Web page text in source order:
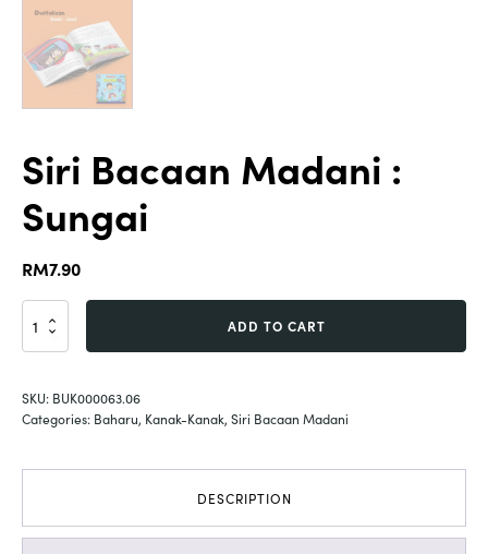
Siri Bacaan Madani :
Sungai
RM7.90
Siri
Bacaan
Sungai
quantity
ADD TO CART
SKU: BUK000063.06
Categories: Baharu, Kanak-Kanak, Siri Bacaan Madani
DESCRIPTION